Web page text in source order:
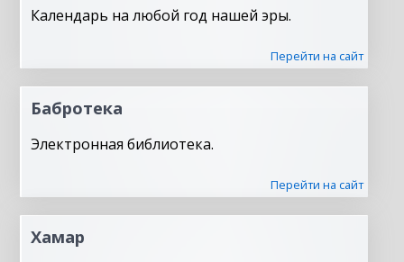
Календарь на любой год нашей эры.
Перейти на сайт
Бабротека
Электронная библиотека.
Перейти на сайт
Хамар